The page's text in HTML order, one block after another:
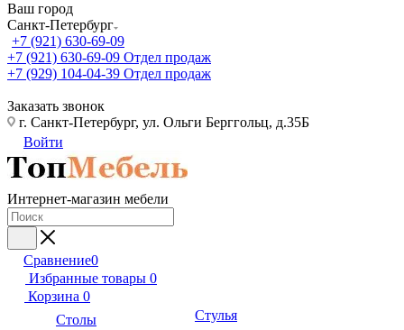
Ваш город
Санкт-Петербург
+7 (921) 630-69-09
+7 (921) 630-69-09 Отдел продаж
+7 (929) 104-04-39 Отдел продаж
Заказать звонок
г. Санкт-Петербург, ул. Ольги Берггольц, д.35Б
Войти
Интернет-магазин мебели
Сравнение0
Избранные товары 0
Корзина 0
Столы Стулья